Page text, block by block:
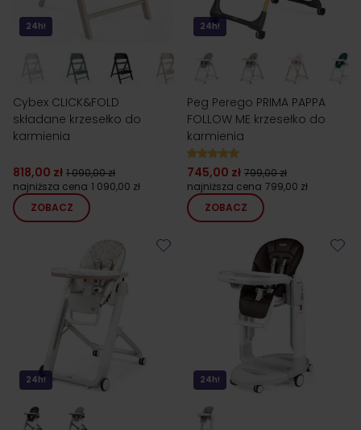
24h!
Cybex CLICK&FOLD
składane krzesełko do
karmienia
818,00 zł 1 090,00 zł
najniższa cena 1 090,00 zł
ZOBACZ
24h!
Peg Perego PRIMA PAPPA
FOLLOW ME krzesełko do
karmienia
745,00 zł 799,00 zł
najniższa cena 799,00 zł
ZOBACZ
24h! 24h!